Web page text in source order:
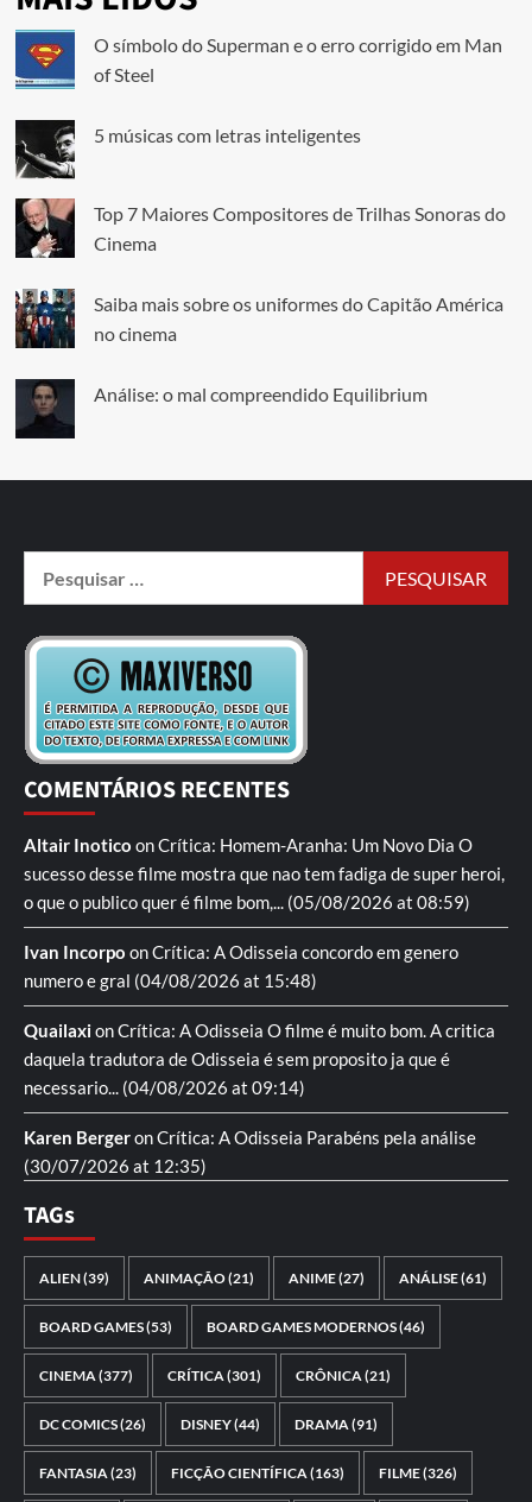
O símbolo do Superman e o erro corrigido em Man
of Steel
5 músicas com letras inteligentes
Top 7 Maiores Compositores de Trilhas Sonoras do
Cinema
Saiba mais sobre os uniformes do Capitão América
no cinema
Análise: o mal compreendido Equilibrium
COMENTÁRIOS RECENTES
Altair Inotico onCrítica: Homem-Aranha: Um Novo Dia O
sucesso desse filme mostra que nao tem fadiga de super heroi,
o que o publico quer é filme bom,... (05/08/2026 at 08:59)
Ivan Incorpo onCrítica: A Odisseia concordo em genero
numero e gral (04/08/2026 at 15:48)
QuailaxionCrítica: A Odisseia O filme é muito bom. A critica
daquela tradutora de Odisseia é sem proposito ja que é
necessario... (04/08/2026 at 09:14)
Karen BergeronCrítica: A Odisseia Parabéns pela análise
(30/07/2026 at 12:35)
TAGs
ALIEN(39) ANIMAÇÃO(21) ANIME(27) ANÁLISE(61)
BOARD GAMES(53) BOARD GAMES MODERNOS(46)
CINEMA(377) CRÍTICA(301) CRÔNICA(21)
DC COMICS(26) DISNEY(44) DRAMA(91)
FANTASIA(23) FICÇÃO CIENTÍFICA(163) FILME(326)